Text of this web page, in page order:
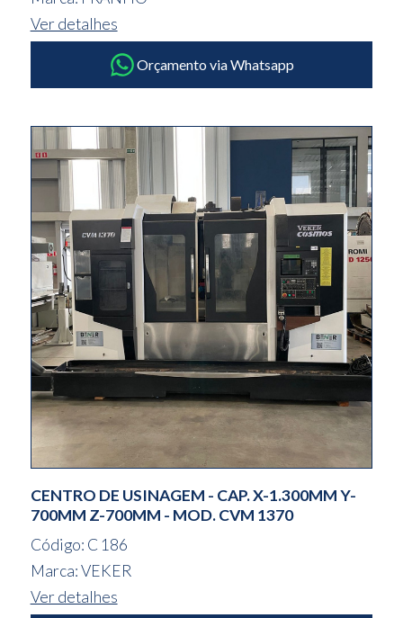
Ver detalhes
Orçamento via Whatsapp
CENTRO DE USINAGEM - CAP. X-1.300MM Y-
700MM Z-700MM - MOD. CVM 1370
Código: C 186
Marca: VEKER
Ver detalhes